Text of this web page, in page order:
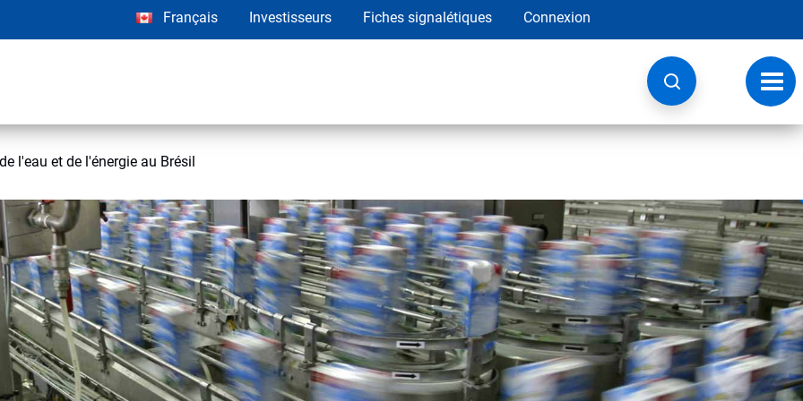
Français Investisseurs Fiches signalétiques Connexion
à
l'eau et de l'énergie au Brésil